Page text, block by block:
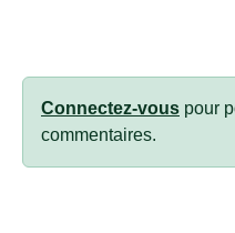
Connectez-vous pour
commentaires.